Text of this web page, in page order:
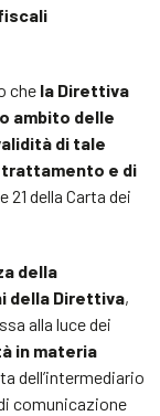
che la Direttiva
ambito delle
di tale
trattamento e di
21 della Carta dei
della
della Direttiva,
alla luce dei
in materia
dell’intermediario
comunicazione